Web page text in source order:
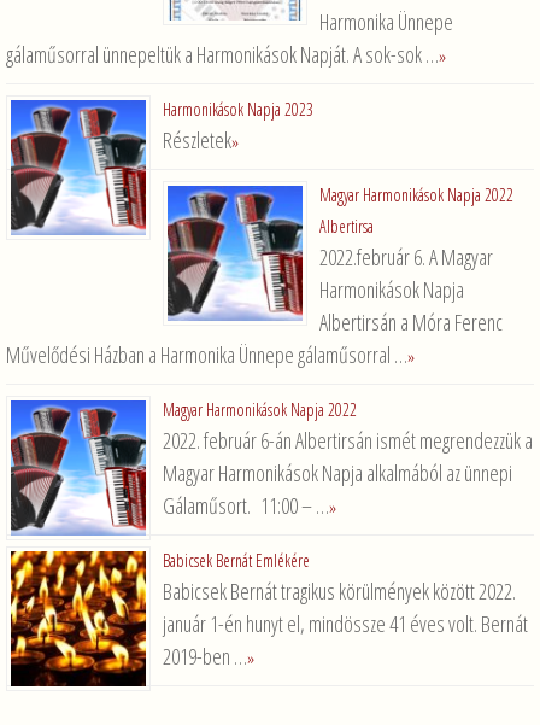
Harmonika Ünnepe
gálaműsorral ünnepeltük a Harmonikások Napját. A sok-sok …»
Harmonikások Napja 2023
Részletek»
Magyar Harmonikások Napja 2022
Albertirsa
2022.február 6. A Magyar
Harmonikások Napja
Albertirsán a Móra Ferenc
Művelődési Házban a Harmonika Ünnepe gálaműsorral …»
Magyar Harmonikások Napja 2022
2022. február 6-án Albertirsán ismét megrendezzük a
Magyar Harmonikások Napja alkalmából az ünnepi
Gálaműsort. 11:00 – …»
Babicsek Bernát Emlékére
Babicsek Bernát tragikus körülmények között 2022.
január 1-én hunyt el, mindössze 41 éves volt. Bernát
2019-ben …»